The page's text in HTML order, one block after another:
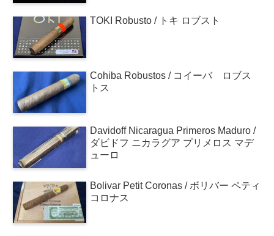
TOKI Robusto / トキ ロブスト
Cohiba Robustos / コイーバ ロブス
トス
Davidoff Nicaragua Primeros Maduro /
ダビドフ ニカラグア プリメロス マデ
ューロ
Bolivar Petit Coronas / ボリバー ペティ
コロナス